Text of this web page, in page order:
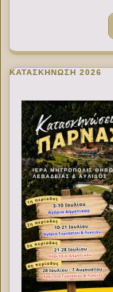
ΚΑΤΑΣΚΗΝΩΣΗ 2026